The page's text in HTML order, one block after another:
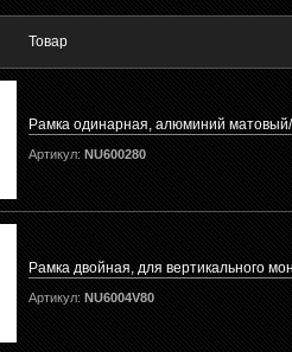
Товар
Рамка одинарная, алюминий
Артикул: NU600280
Рамка двойная, для вертикального
Артикул: NU6004V80